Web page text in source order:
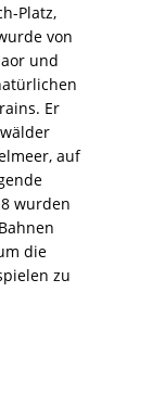
Platz,
von
und
Er
auf
wurden
die
zu